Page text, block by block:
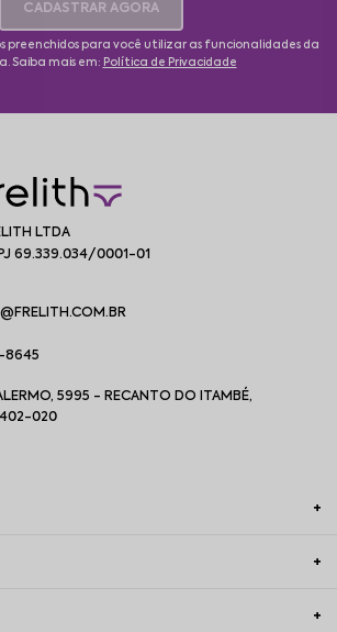
CADASTRAR AGORA
preenchidos para você utilizar as funcionalidades da
Saiba mais em: Política de Privacidade
LTDA
69.339.034/0001-01
8645
5995 - RECANTO DO ITAMBÉ,
020